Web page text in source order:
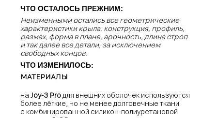
ЧТО ОСТАЛОСЬ ПРЕЖНИМ:
Неизменными остались все геометрические
характеристики крыла: конструкция, профиль,
размах, форма в плане, арочность, длина строп
и так далее все детали, за исключением
свободных концов.
ЧТО ИЗМЕНИЛОСЬ:
МАТЕРИАЛЫ
на Joy-3 Pro для внешних оболочек используются
более лёгкие, но не менее долговечные ткани
с комбинированной силикон-полиуретановой